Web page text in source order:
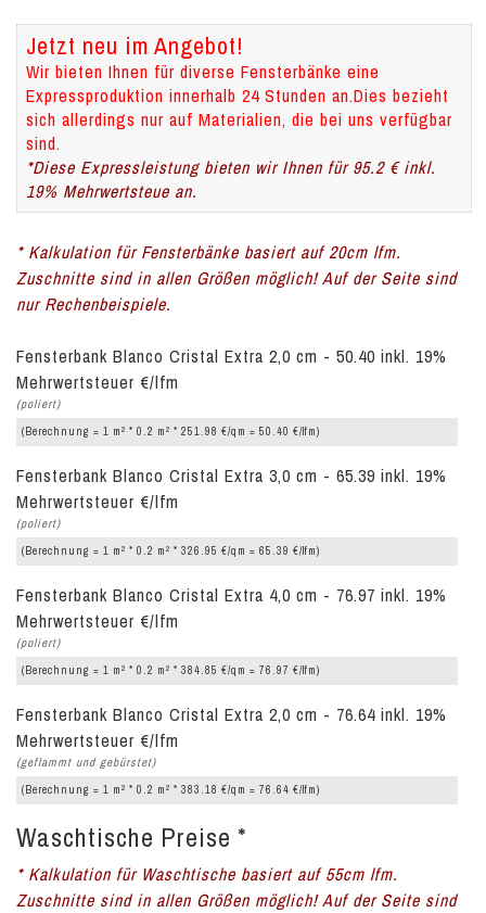
Jetzt neu im Angebot!
Wir bieten Ihnen für diverse Fensterbänke eine
Expressproduktion innerhalb 24 Stunden an.Dies bezieht
sich allerdings nur auf Materialien, die bei uns verfügbar
sind.
*Diese Expressleistung bieten wir Ihnen für 95.2 € inkl.
19% Mehrwertsteue an.
* Kalkulation für Fensterbänke basiert auf 20cm lfm.
Zuschnitte sind in allen Größen möglich! Auf der Seite sind
nur Rechenbeispiele.
Fensterbank Blanco Cristal Extra 2,0 cm - 50.40 inkl. 19%
Mehrwertsteuer €/lfm
(poliert)
(Berechnung = 1 m 2 * 0.2 m 2 * 251.98 €/qm = 50.40 €/lfm)
Fensterbank Blanco Cristal Extra 3,0 cm - 65.39 inkl. 19%
Mehrwertsteuer €/lfm
(poliert)
(Berechnung = 1 m 2 * 0.2 m 2 * 326.95 €/qm = 65.39 €/lfm)
Fensterbank Blanco Cristal Extra 4,0 cm - 76.97 inkl. 19%
Mehrwertsteuer €/lfm
(poliert)
(Berechnung = 1 m 2 * 0.2 m 2 * 384.85 €/qm = 76.97 €/lfm)
Fensterbank Blanco Cristal Extra 2,0 cm - 76.64 inkl. 19%
Mehrwertsteuer €/lfm
(geflammt und gebürstet)
(Berechnung = 1 m 2 * 0.2 m 2 * 383.18 €/qm = 76.64 €/lfm)
Waschtische Preise *
* Kalkulation für Waschtische basiert auf 55cm lfm.
Zuschnitte sind in allen Größen möglich! Auf der Seite sind